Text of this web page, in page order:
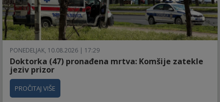
PONEDELJAK, 10.08.2026 | 17:29
Doktorka (47) pronađena mrtva: Komšije zatekle
jeziv prizor
PROČITAJ VIŠE